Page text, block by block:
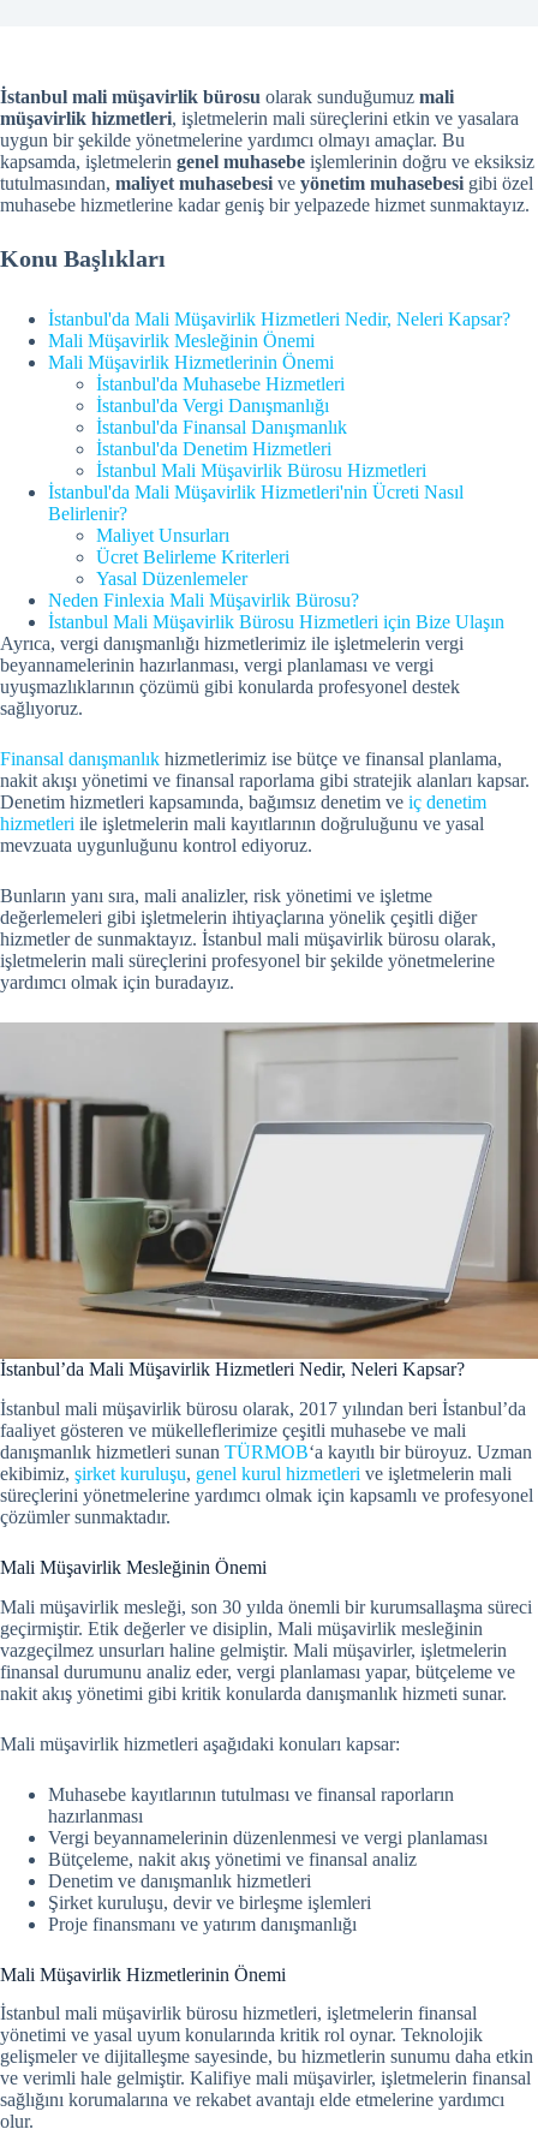
İstanbul mali müşavirlik bürosu olarak sunduğumuz mali
müşavirlik hizmetleri, işletmelerin mali süreçlerini etkin ve yasalara
uygun bir şekilde yönetmelerine yardımcı olmayı amaçlar. Bu
kapsamda, işletmelerin genel muhasebe işlemlerinin doğru ve eksiksiz
tutulmasından, maliyet muhasebesi ve yönetim muhasebesi gibi özel
muhasebe hizmetlerine kadar geniş bir yelpazede hizmet sunmaktayız.
Konu Başlıkları
İstanbul'da Mali Müşavirlik Hizmetleri Nedir, Neleri Kapsar?
Mali Müşavirlik Mesleğinin Önemi
Mali Müşavirlik Hizmetlerinin Önemi
İstanbul'da Muhasebe Hizmetleri
İstanbul'da Vergi Danışmanlığı
İstanbul'da Finansal Danışmanlık
İstanbul'da Denetim Hizmetleri
İstanbul Mali Müşavirlik Bürosu Hizmetleri
İstanbul'da Mali Müşavirlik Hizmetleri'nin Ücreti Nasıl
Belirlenir?
Maliyet Unsurları
Ücret Belirleme Kriterleri
Yasal Düzenlemeler
Neden Finlexia Mali Müşavirlik Bürosu?
İstanbul Mali Müşavirlik Bürosu Hizmetleri için Bize Ulaşın
Ayrıca, vergi danışmanlığı hizmetlerimiz ile işletmelerin vergi
beyannamelerinin hazırlanması, vergi planlaması ve vergi
uyuşmazlıklarının çözümü gibi konularda profesyonel destek
sağlıyoruz.
Finansal danışmanlık hizmetlerimiz ise bütçe ve finansal planlama,
nakit akışı yönetimi ve finansal raporlama gibi stratejik alanları kapsar.
Denetim hizmetleri kapsamında, bağımsız denetim ve iç denetim
hizmetleri ile işletmelerin mali kayıtlarının doğruluğunu ve yasal
mevzuata uygunluğunu kontrol ediyoruz.
Bunların yanı sıra, mali analizler, risk yönetimi ve işletme
değerlemeleri gibi işletmelerin ihtiyaçlarına yönelik çeşitli diğer
hizmetler de sunmaktayız. İstanbul mali müşavirlik bürosu olarak,
işletmelerin mali süreçlerini profesyonel bir şekilde yönetmelerine
yardımcı olmak için buradayız.
İstanbul’da Mali Müşavirlik Hizmetleri Nedir, Neleri Kapsar?
İstanbul mali müşavirlik bürosu olarak, 2017 yılından beri İstanbul’da
faaliyet gösteren ve mükelleflerimize çeşitli muhasebe ve mali
danışmanlık hizmetleri sunan TÜRMOB‘a kayıtlı bir büroyuz. Uzman
ekibimiz, şirket kuruluşu, genel kurul hizmetleri ve işletmelerin mali
süreçlerini yönetmelerine yardımcı olmak için kapsamlı ve profesyonel
çözümler sunmaktadır.
Mali Müşavirlik Mesleğinin Önemi
Mali müşavirlik mesleği, son 30 yılda önemli bir kurumsallaşma süreci
geçirmiştir. Etik değerler ve disiplin, Mali müşavirlik mesleğinin
vazgeçilmez unsurları haline gelmiştir. Mali müşavirler, işletmelerin
finansal durumunu analiz eder, vergi planlaması yapar, bütçeleme ve
nakit akış yönetimi gibi kritik konularda danışmanlık hizmeti sunar.
Mali müşavirlik hizmetleri aşağıdaki konuları kapsar:
Muhasebe kayıtlarının tutulması ve finansal raporların
hazırlanması
Vergi beyannamelerinin düzenlenmesi ve vergi planlaması
Bütçeleme, nakit akış yönetimi ve finansal analiz
Denetim ve danışmanlık hizmetleri
Şirket kuruluşu, devir ve birleşme işlemleri
Proje finansmanı ve yatırım danışmanlığı
Mali Müşavirlik Hizmetlerinin Önemi
İstanbul mali müşavirlik bürosu hizmetleri, işletmelerin finansal
yönetimi ve yasal uyum konularında kritik rol oynar. Teknolojik
gelişmeler ve dijitalleşme sayesinde, bu hizmetlerin sunumu daha etkin
ve verimli hale gelmiştir. Kalifiye mali müşavirler, işletmelerin finansal
sağlığını korumalarına ve rekabet avantajı elde etmelerine yardımcı
olur.